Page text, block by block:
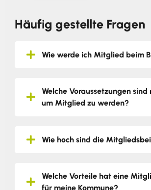
Häufig gestellte Fragen
Wie werde ich Mitglied beim
Welche Voraussetzungen
um Mitglied zu werden?
Wie hoch sind die
Welche Vorteile hat eine
für meine Kommune?